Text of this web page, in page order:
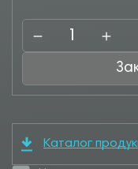
Каталог